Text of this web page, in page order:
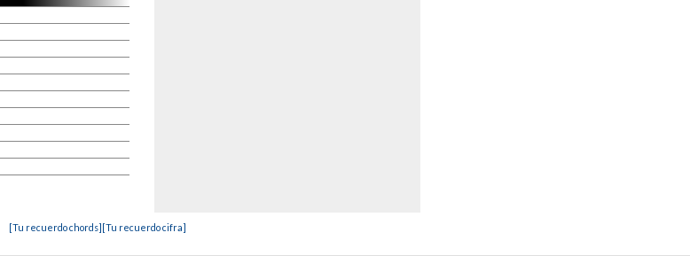
[Tu recuerdo chords][Tu recuerdo cifra]